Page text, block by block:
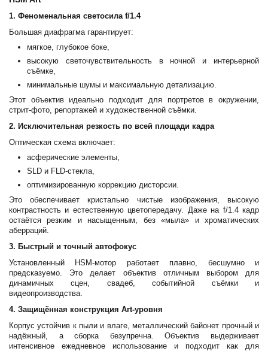
1. Феноменальная светосила f/1.4
Большая диафрагма гарантирует:
мягкое, глубокое боке,
высокую светочувствительность в ночной и интерьерной
съёмке,
минимальные шумы и максимальную детализацию.
Этот объектив идеально подходит для портретов в окружении,
стрит-фото, репортажей и художественной съёмки.
2. Исключительная резкость по всей площади кадра
Оптическая схема включает:
асферические элементы,
SLD и FLD-стекла,
оптимизированную коррекцию дисторсии.
Это обеспечивает кристально чистые изображения, высокую
контрастность и естественную цветопередачу. Даже на f/1.4 кадр
остаётся резким и насыщенным, без «мыла» и хроматических
аберраций.
3. Быстрый и точный автофокус
Установленный HSM-мотор работает плавно, бесшумно и
предсказуемо. Это делает объектив отличным выбором для
динамичных сцен, свадеб, событийной съёмки и
видеопроизводства.
4. Защищённая конструкция Art-уровня
Корпус устойчив к пыли и влаге, металлический байонет прочный и
надёжный, а сборка безупречна. Объектив выдерживает
интенсивное ежедневное использование и подходит как для